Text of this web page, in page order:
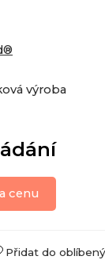
výroba
cenu
Přidat do